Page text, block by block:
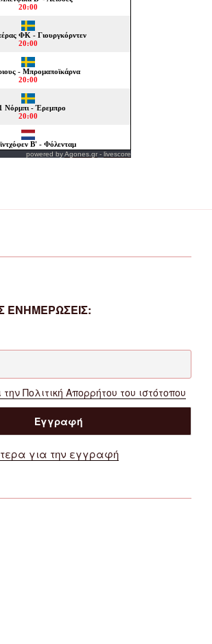
powered byAgones.gr - livescore
ΕΝΗΜΕΡΩΣΕΙΣ:
Πολιτική Απορρήτου του ιστότοπου
για την εγγραφή